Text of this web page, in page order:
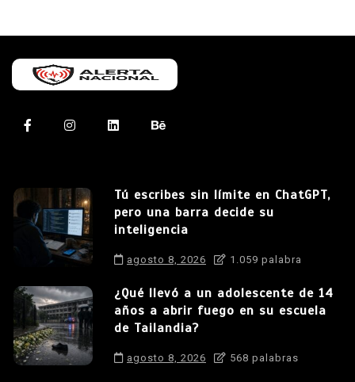
Tú escribes sin límite en ChatGPT,
pero una barra decide su
inteligencia
agosto 8, 2026 1.059 palabra
¿Qué llevó a un adolescente de 14
años a abrir fuego en su escuela
de Tailandia?
agosto 8, 2026 568 palabras